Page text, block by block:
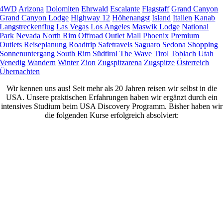
4WD Arizona Dolomiten Ehrwald Escalante Flagstaff Grand Canyon
Grand Canyon Lodge Highway 12 Höhenangst Island Italien Kanab
Langstreckenflug Las Vegas Los Angeles Maswik Lodge National
Park Nevada North Rim Offroad Outlet Mall Phoenix Premium
Outlets Reiseplanung Roadtrip Safetravels Saguaro Sedona Shopping
Sonnenuntergang South Rim Südtirol The Wave Tirol Toblach Utah
Venedig Wandern Winter Zion Zugspitzarena Zugspitze Österreich
Übernachten
Wir kennen uns aus! Seit mehr als 20 Jahren reisen wir selbst in die
USA. Unsere praktischen Erfahrungen haben wir ergänzt durch ein
intensives Studium beim USA Discovery Programm. Bisher haben wir
die folgenden Kurse erfolgreich absolviert: